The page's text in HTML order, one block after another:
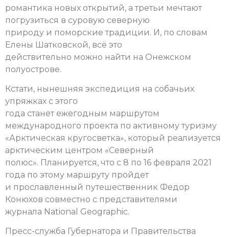
романтика новых открытий, а третьи мечтают
погрузиться в суровую северную
природу и поморские традиции. И, по словам
Елены Шатковской, всё это
действительно можно найти на Онежском
полуострове.
Кстати, нынешняя экспедиция на собачьих
упряжках с этого
года станет ежегодным маршрутом
международного проекта по активному туризму
«Арктическая кругосветка», который реализуется
арктическим центром «Северный
полюс». Планируется, что с 8 по 16 февраля 2021
года по этому маршруту пройдет
и прославленный путешественник Федор
Конюхов совместно с представителями
журнала National Geographic.
Пресс-служба Губернатора и Правительства